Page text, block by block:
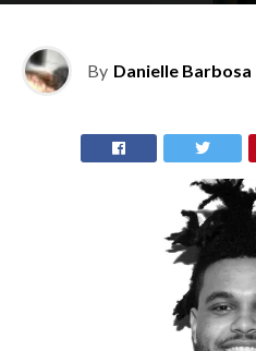
By Danielle Barbosa